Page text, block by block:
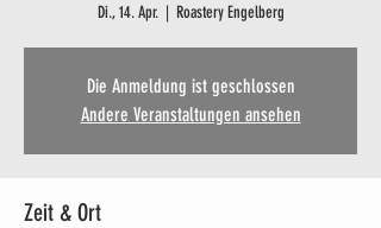
Di., 14. Apr.
  |
Roastery Engelberg
Die Anmeldung ist geschlossen
Andere Veranstaltungen ansehen
Zeit & Ort